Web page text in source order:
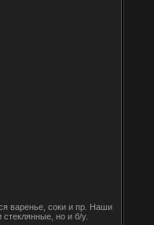
варенье, соки и пр. Наши
но и б/у.